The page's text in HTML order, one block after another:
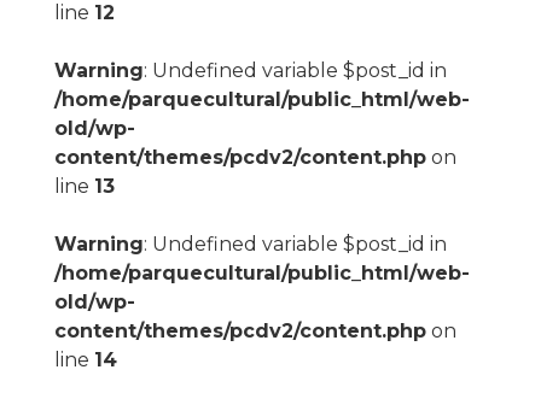
line 12
Warning: Undefined variable $post_id in
/home/parquecultural/public_html/web-
old/wp-
content/themes/pcdv2/content.phpon
line 13
Warning: Undefined variable $post_id in
/home/parquecultural/public_html/web-
old/wp-
content/themes/pcdv2/content.phpon
line 14